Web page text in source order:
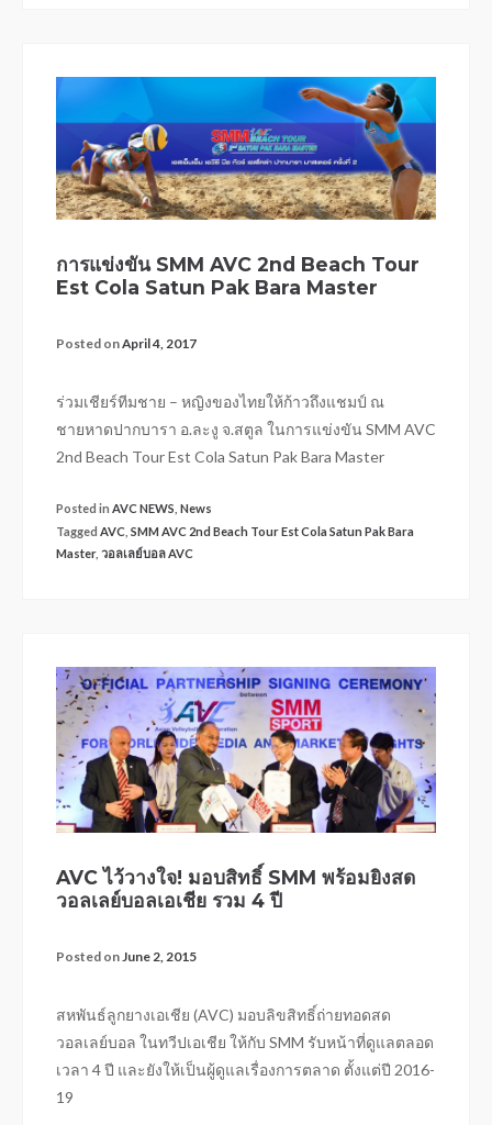
การแข่งขัน SMM AVC 2nd Beach Tour
Est Cola Satun Pak Bara Master
Posted onApril 4, 2017
ร่วมเชียร์ทีมชาย – หญิงของไทยให้ก้าวถึงแชมป์ ณ
ชายหาดปากบารา อ.ละงู จ.สตูล ในการแข่งขัน SMM AVC
2nd Beach Tour Est Cola Satun Pak Bara Master
Posted in AVC NEWS News
Tagged AVC SMM AVC 2nd Beach Tour Est Cola Satun Pak Bara
Master, วอลเลย์บอล AVC
AVC ไว้วางใจ! มอบสิทธิ์ SMM พร้อมยิงสด
วอลเลย์บอลเอเชีย รวม 4 ปี
Posted onJune 2, 2015
สหพันธ์ลูกยางเอเชีย (AVC) มอบลิขสิทธิ์ถ่ายทอดสด
วอลเลย์บอล ในทวีปเอเชีย ให้กับ SMM รับหน้าที่ดูแลตลอด
เวลา 4 ปี และยังให้เป็นผู้ดูแลเรื่องการตลาด ตั้งแต่ปี 2016-
19